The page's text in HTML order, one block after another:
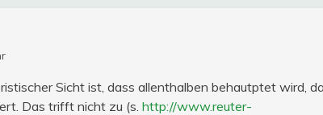
Sicht ist, dass allenthalben behautptet wird,
Das trifft nicht zu (s. http://www.reuter-